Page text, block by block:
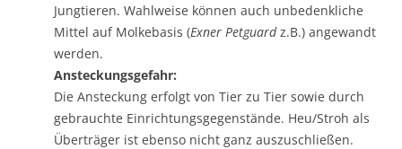
Jungtieren. Wahlweise können auch unbedenkliche
Mittel auf Molkebasis (Exner Petguardz.B.) angewandt
werden.
Ansteckungsgefahr:
Die Ansteckung erfolgt von Tier zu Tier sowie durch
gebrauchte Einrichtungsgegenstände. Heu/Stroh als
Überträger ist ebenso nicht ganz auszuschließen.